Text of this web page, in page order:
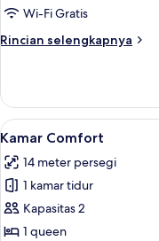
Wi-Fi Gratis
Rincian selengkapnya
Rincian
Kamar
Deluks
Lihat
semua
foto
untuk
Kamar
Comfort
5
Kamar Comfort
14 meter persegi
1 kamar tidur
Kapasitas 2
1 queen